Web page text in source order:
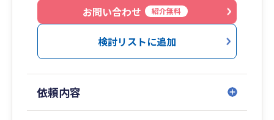
お問い合わせ
紹介無料
検討リストに追加
依頼内容